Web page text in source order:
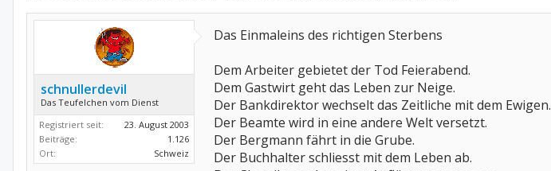
schnullerdevil
Das Teufelchen vom Dienst
Registriert seit:
23. August 2003
Beiträge:
1.126
Ort:
Schweiz
Das Einmaleins des richtigen Sterbens
Dem Arbeiter gebietet der Tod Feierabend.
Dem Gastwirt geht das Leben zur Neige.
Der Bankdirektor wechselt das Zeitliche mit dem Ewigen.
Der Beamte wird in eine andere Welt versetzt.
Der Bergmann fährt in die Grube.
Der Buchhalter schliesst mit dem Leben ab.